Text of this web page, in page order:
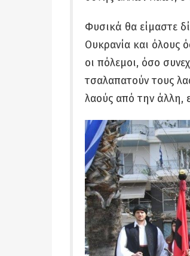
Φυσικά θα είμαστε
Ουκρανία και όλους
οι πόλεμοι, όσο
τσαλαπατούν τους
λαούς από την άλλη,